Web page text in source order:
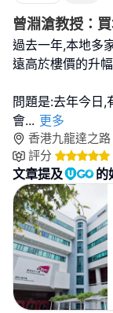
曾淵滄教授：
過去一年,本地多
遠高於樓價的升
問題是:去年今日
會... 更多
香港九龍達之路
評分
文章提及 的